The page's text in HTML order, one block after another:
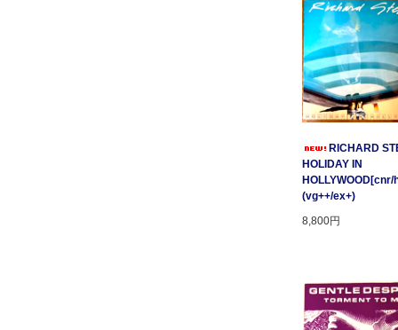
RICHARD
HOLIDAY IN
(vg++/ex+)
8,800円